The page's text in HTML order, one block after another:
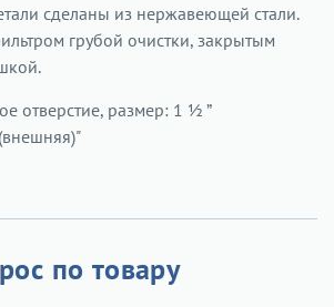
сделаны из нержавеющей стали.
грубой очистки, закрытым
отверстие, размер: 1 ½ ”
по товару